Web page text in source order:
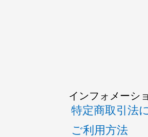
インフォメーシ
特定商取引法
ご利用方法